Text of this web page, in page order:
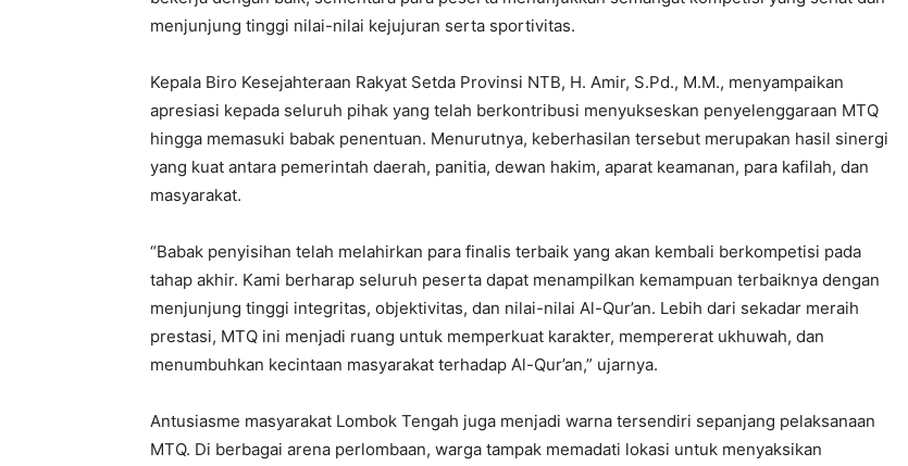
menjunjung tinggi nilai-nilai kejujuran serta sportivitas.
Kepala Biro Kesejahteraan Rakyat Setda Provinsi NTB, H. Amir, S.Pd., M.M., menyampaikan
apresiasi kepada seluruh pihak yang telah berkontribusi menyukseskan penyelenggaraan MTQ
hingga memasuki babak penentuan. Menurutnya, keberhasilan tersebut merupakan hasil sinergi
yang kuat antara pemerintah daerah, panitia, dewan hakim, aparat keamanan, para kafilah, dan
masyarakat.
“Babak penyisihan telah melahirkan para finalis terbaik yang akan kembali berkompetisi pada
tahap akhir. Kami berharap seluruh peserta dapat menampilkan kemampuan terbaiknya dengan
menjunjung tinggi integritas, objektivitas, dan nilai-nilai Al-Qur’an. Lebih dari sekadar meraih
prestasi, MTQ ini menjadi ruang untuk memperkuat karakter, mempererat ukhuwah, dan
menumbuhkan kecintaan masyarakat terhadap Al-Qur’an,” ujarnya.
Antusiasme masyarakat Lombok Tengah juga menjadi warna tersendiri sepanjang pelaksanaan
MTQ. Di berbagai arena perlombaan, warga tampak memadati lokasi untuk menyaksikan